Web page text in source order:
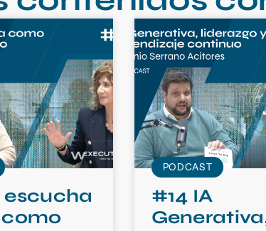
escucha
PODCAST
#14 IA